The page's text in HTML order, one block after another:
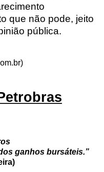
que não pode, jeito
pública.
ganhos bursáteis.”